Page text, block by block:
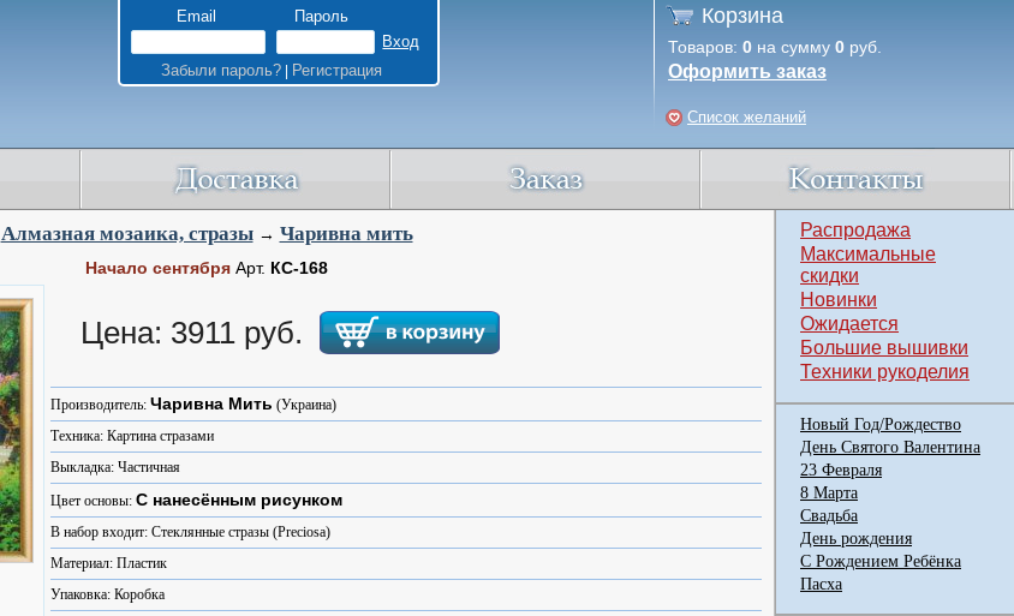
Email Пароль
Забыли пароль?| Регистрация
Корзина
Товаров: 0 на сумму 0 руб.
Оформить заказ
Список желаний
Алмазная мозаика, стразы→ Чаривна мить
Начало сентября Арт. КС-168
Цена: 3911 руб.
Производитель: Чаривна Мить (Украина)
Техника: Картина стразами
Выкладка: Частичная
Цвет основы: С нанесённым рисунком
В набор входит: Стеклянные стразы (Preciosa)
Материал: Пластик
Упаковка: Коробка
Распродажа
Максимальные
скидки
Новинки
Ожидается
Большие вышивки
Техники рукоделия
Новый Год/Рождество
День Святого Валентина
23 Февраля
8 Марта
Свадьба
День рождения
С Рождением Ребёнка
Пасха